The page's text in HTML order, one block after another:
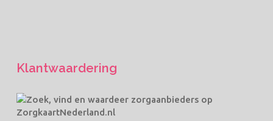
Klantwaardering